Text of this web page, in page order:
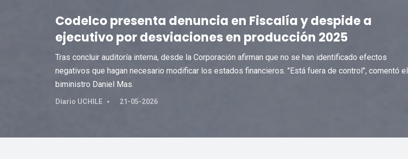
Codelco presenta denuncia en Fiscalía y despide a
ejecutivo por desviaciones en producción 2025
Tras concluir auditoría interna, desde la Corporación afirman que no se han identificado efectos
negativos que hagan necesario modificar los estados financieros. "Está fuera de control", comentó el
biministro Daniel Mas.
Diario UCHILE 21-05-2026